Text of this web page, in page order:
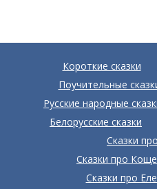
Короткие сказки
Поучительные
Русские народные
Белорусские сказки
Сказки
Сказки про
Сказки про